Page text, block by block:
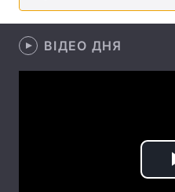
Здоров'я
Цікавинки
ВІДЕО ДНЯ